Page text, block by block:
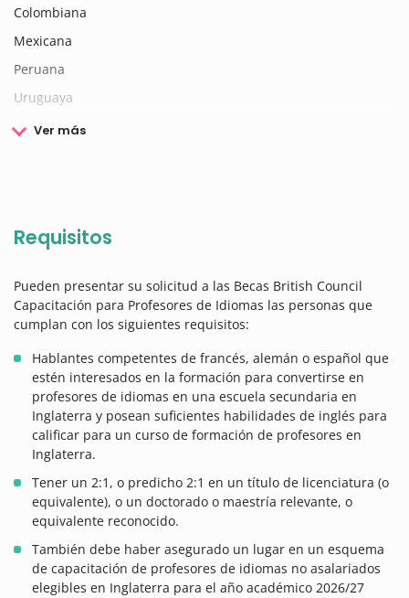
Colombiana
Mexicana
Peruana
Uruguaya
Ver más
Requisitos
Pueden presentar su solicitud a las Becas British Council
Capacitación para Profesores de Idiomas las personas que
cumplan con los siguientes requisitos:
Hablantes competentes de francés, alemán o español que
estén interesados en la formación para convertirse en
profesores de idiomas en una escuela secundaria en
Inglaterra y posean suficientes habilidades de inglés para
calificar para un curso de formación de profesores en
Inglaterra.
Tener un 2:1, o predicho 2:1 en un título de licenciatura (o
equivalente), o un doctorado o maestría relevante, o
equivalente reconocido.
También debe haber asegurado un lugar en un esquema
de capacitación de profesores de idiomas no asalariados
elegibles en Inglaterra para el año académico 2026/27